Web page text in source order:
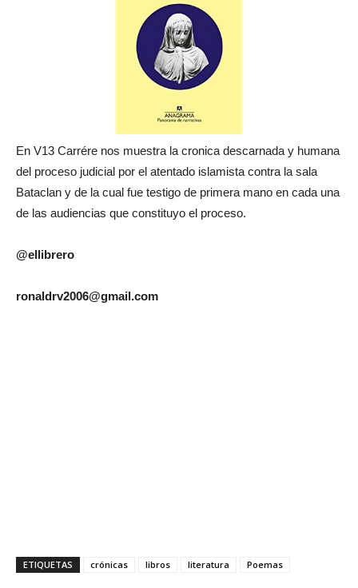
En V13 Carrére nos muestra la cronica descarnada y humana
del proceso judicial por el atentado islamista contra la sala
Bataclan y de la cual fue testigo de primera mano en cada una
de las audiencias que constituyo el proceso.
@ellibrero
ronaldrv2006@gmail.com
ETIQUETAS crónicas libros literatura Poemas